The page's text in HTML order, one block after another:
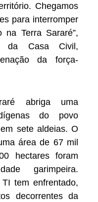
Chegamos
para interromper
Terra Sararé”,
da Casa Civil,
da força-
abriga uma
do povo
sete aldeias. O
área de 67 mil
hectares foram
garimpeira.
tem enfrentado,
decorrentes da